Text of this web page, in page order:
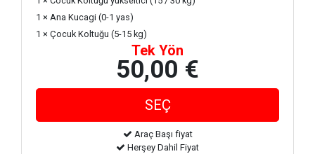
1 × Ana Kucagi (0-1 yas)
1 × Çocuk Koltuğu (5-15 kg)
Tek Yön
50,00 €
Araç Başı fiyat
Herşey Dahil Fiyat